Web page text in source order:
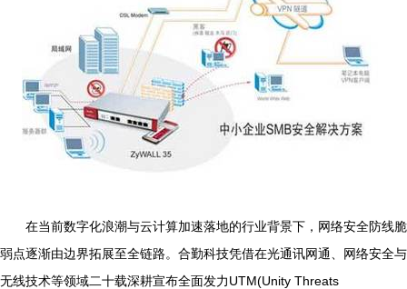
在当前数字化浪潮与云计算加速落地的行业背景下，网络安全防线脆
弱点逐渐由边界拓展至全链路。合勤科技凭借在光通讯网通、网络安全与
无线技术等领域二十载深耕宣布全面发力UTM(Unity Threats